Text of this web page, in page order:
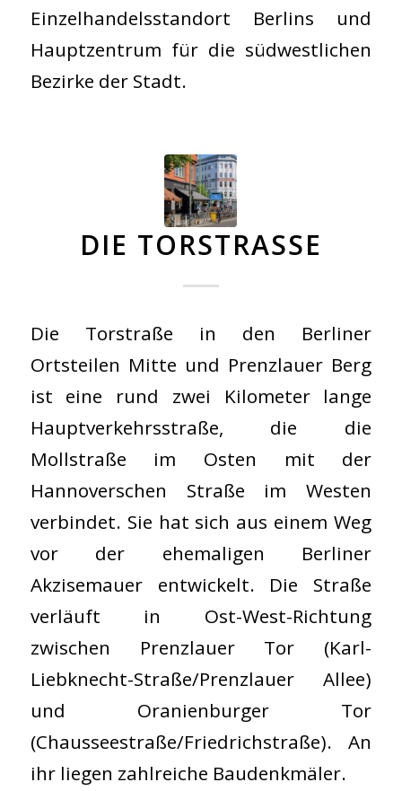
Einzelhandelsstandort Berlins und
Hauptzentrum für die südwestlichen
Bezirke der Stadt.
DIE TORSTRASSE
Die Torstraße in den Berliner
Ortsteilen Mitte und Prenzlauer Berg
ist eine rund zwei Kilometer lange
Hauptverkehrsstraße, die die
Mollstraße im Osten mit der
Hannoverschen Straße im Westen
verbindet. Sie hat sich aus einem Weg
vor der ehemaligen Berliner
Akzisemauer entwickelt. Die Straße
verläuft in Ost-West-Richtung
zwischen Prenzlauer Tor (Karl-
Liebknecht-Straße/Prenzlauer Allee)
und Oranienburger Tor
(Chausseestraße/Friedrichstraße). An
ihr liegen zahlreiche Baudenkmäler.